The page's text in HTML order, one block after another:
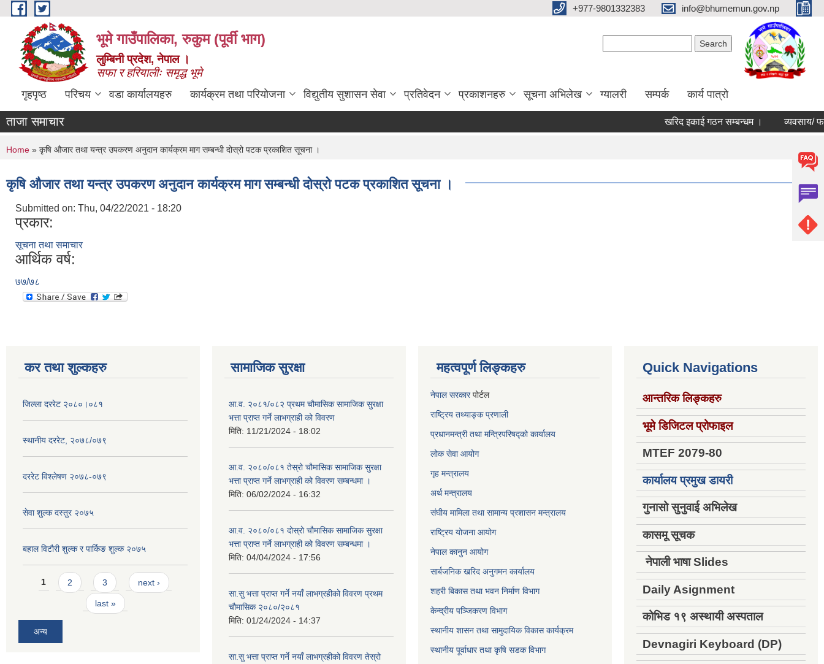
Skip to main content +977-9801332383 info@bhumemun.gov.np
भूमे गाउँपालिका, रुकुम (पूर्वी भाग)
लुम्बिनी प्रदेश, नेपाल ।
सफा र हरियालीः समृद्ध भूमे
गृहपृष्ठ परिचय वडा कार्यालयहरु कार्यक्रम तथा परियोजना विद्युतीय सुशासन सेवा प्रतिवेदन प्रकाशनहरु सूचना अभिलेख ग्यालरी सम्पर्क कार्य पात्रो
ताजा समाचार खरिद इकाई गठन सम्बन्धम । व्यवसाय/ फर्म/
You are here
Home » कृषि औजार तथा यन्त्र उपकरण अनुदान कार्यक्रम माग सम्बन्धी दोस्रो पटक प्रकाशित सूचना ।
कृषि औजार तथा यन्त्र उपकरण अनुदान कार्यक्रम माग सम्बन्धी दोस्रो पटक प्रकाशित सूचना ।
Submitted on: Thu, 04/22/2021 - 18:20
प्रकार:
सूचना तथा समाचार
आर्थिक वर्ष:
७७/७८
कर तथा शुल्कहरु
जिल्ला दररेट २०८०।०८१
स्थानीय दररेट, २०७८/०७९
दररेट विश्लेषण २०७८-०७९
सेवा शुल्क दस्तुर २०७५
बहाल विटौरी शुल्क र पार्किङ शुल्क २०७५
Pages
1 2 3 next ›
last »
अन्य
सामाजिक सुरक्षा
आ.व. २०८१/०८२ प्रथम चौमासिक सामाजिक सुरक्षा
भत्ता प्राप्त गर्ने लाभग्राही को विवरण
मिति: 11/21/2024 - 18:02
आ.व. २०८०/०८१ तेस्रो चौमासिक सामाजिक सुरक्षा
भत्ता प्राप्त गर्ने लाभग्राही को विवरण सम्बन्धमा ।
मिति: 06/02/2024 - 16:32
आ.व. २०८०/०८१ दोस्रो चौमासिक सामाजिक सुरक्षा
भत्ता प्राप्त गर्ने लाभग्राही को विवरण सम्बन्धमा ।
मिति: 04/04/2024 - 17:56
सा.सु भत्ता प्राप्त गर्ने नयाँ लाभग्रहीको विवरण प्रथम
चौमासिक २०८०/२०८१
मिति: 01/24/2024 - 14:37
सा.सु भत्ता प्राप्त गर्ने नयाँ लाभग्रहीको विवरण तेस्रो
महत्वपूर्ण लिङ्कहरु
नेपाल सरकारपोर्टल
राष्ट्रिय तथ्याङ्क प्रणाली
प्रधानमन्त्री तथा मन्त्रिपरिषद्को कार्यालय
लोक सेवाआयोग
गृह मन्त्रालय
अर्थ मन्त्रालय
संघीय मामिला तथा सामान्य प्रशासन मन्त्रालय
राष्ट्रिय योजना आयोग
नेपाल कानुन आयोग
सार्बजनिक खरिद अनुगमन कार्यालय
शहरी बिकास तथा भवन निर्माण विभाग
केन्द्रीय पञ्जिकरण विभाग
स्थानीय शासन तथा सामुदायिक विकास कार्यक्रम
स्थानीय पूर्वाधार तथा कृषि सडक विभाग
Quick Navigations
आन्तरिक लिङ्कहरु
भूमे डिजिटल प्रोफाइल
MTEF 2079-80
कार्यालय प्रमुख डायरी
गुनासो सुनुवाई अभिलेख
कासमू सूचक
नेपाली भाषा Slides
Daily Asignment
कोभिड १९ अस्थायी अस्पताल
Devnagiri Keyboard (DP)